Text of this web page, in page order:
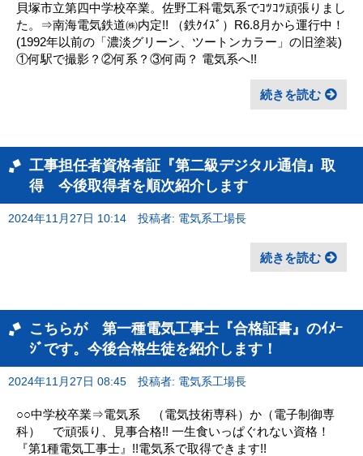
貝塚市立第四中学校卒業。佐野工科電気系でｺﾂｺﾂ頑張りまし
た。⇒南海電気鉄道㈱内定!! （鉄ｸｲｽﾞ）R6.8月から運行中！
(1992年以前の「濃淡グリーン、ツートンカラー」の旧塗装)
①何駅で撮影？②何系？③何両？ 電気系へ!!
続きを読む
工事担任者資格者証『第二級デジタル通信』取
得 今後取得者を順次紹介します
2024年11月27日 10:14 投稿者: 電気系工場長
続きを読む
こちらが 第一種電気工事士『合格証書』のｲﾒｰ
ｼﾞです。今後合格生徒を紹介します！
2024年11月27日 08:45 投稿者: 電気系工場長
○○中学校卒業⇒電気系 （電気技術専科）か（電子制御専
科） で頑張り、見事合格!! 一生食いっぱぐれない資格！
『第1種電気工事士』!!電気系で取得できます!!